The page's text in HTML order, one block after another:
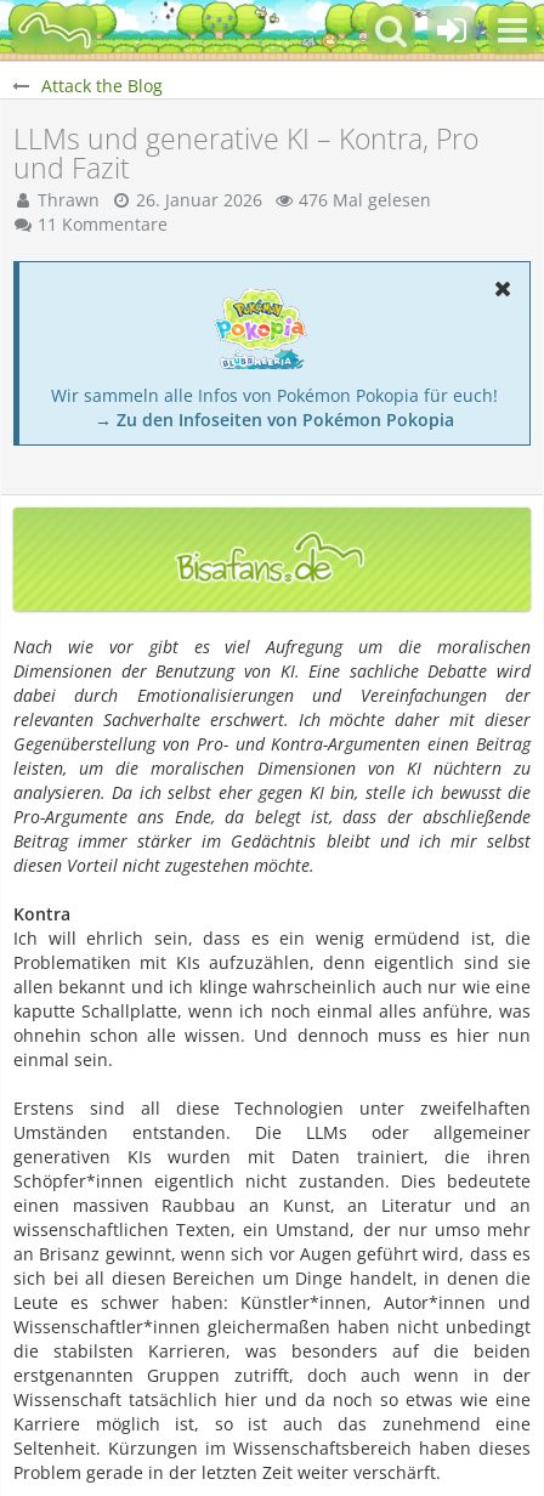
Attack the Blog
LLMs und generative KI – Kontra, Pro
und Fazit
Thrawn 26. Januar 2026
476 Mal gelesen
11 Kommentare
Wir sammeln alle Infos von Pokémon Pokopia für euch!
→ Zu den Infoseiten von Pokémon Pokopia
Nach wie vor gibt es viel Aufregung um die moralischen
Dimensionen der Benutzung von KI. Eine sachliche Debatte wird
dabei durch Emotionalisierungen und Vereinfachungen der
relevanten Sachverhalte erschwert. Ich möchte daher mit dieser
Gegenüberstellung von Pro- und Kontra-Argumenten einen Beitrag
leisten, um die moralischen Dimensionen von KI nüchtern zu
analysieren. Da ich selbst eher gegen KI bin, stelle ich bewusst die
Pro-Argumente ans Ende, da belegt ist, dass der abschließende
Beitrag immer stärker im Gedächtnis bleibt und ich mir selbst
diesen Vorteil nicht zugestehen möchte.
Kontra
Ich will ehrlich sein, dass es ein wenig ermüdend ist, die
Problematiken mit KIs aufzuzählen, denn eigentlich sind sie
allen bekannt und ich klinge wahrscheinlich auch nur wie eine
kaputte Schallplatte, wenn ich noch einmal alles anführe, was
ohnehin schon alle wissen. Und dennoch muss es hier nun
einmal sein.
Erstens sind all diese Technologien unter zweifelhaften
Umständen entstanden. Die LLMs oder allgemeiner
generativen KIs wurden mit Daten trainiert, die ihren
Schöpfer*innen eigentlich nicht zustanden. Dies bedeutete
einen massiven Raubbau an Kunst, an Literatur und an
wissenschaftlichen Texten, ein Umstand, der nur umso mehr
an Brisanz gewinnt, wenn sich vor Augen geführt wird, dass es
sich bei all diesen Bereichen um Dinge handelt, in denen die
Leute es schwer haben: Künstler*innen, Autor*innen und
Wissenschaftler*innen gleichermaßen haben nicht unbedingt
die stabilsten Karrieren, was besonders auf die beiden
erstgenannten Gruppen zutrifft, doch auch wenn in der
Wissenschaft tatsächlich hier und da noch so etwas wie eine
Karriere möglich ist, so ist auch das zunehmend eine
Seltenheit. Kürzungen im Wissenschaftsbereich haben dieses
Problem gerade in der letzten Zeit weiter verschärft.